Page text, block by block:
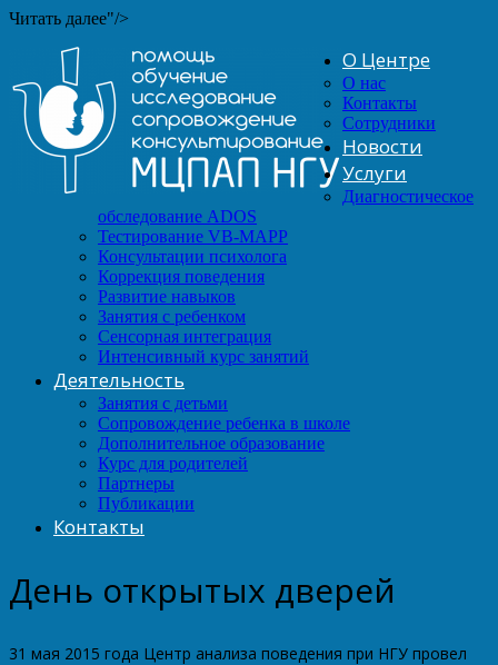
Читать далее"/>
О Центре
О нас
Контакты
Сотрудники
Новости
Услуги
Диагностическое
обследование ADOS
Тестирование VB-MAPP
Консультации психолога
Коррекция поведения
Развитие навыков
Занятия с ребенком
Сенсорная интеграция
Интенсивный курс занятий
Деятельность
Занятия с детьми
Сопровождение ребенка в школе
Дополнительное образование
Курс для родителей
Партнеры
Публикации
Контакты
День открытых дверей
31 мая 2015 года Центр анализа поведения при НГУ провел